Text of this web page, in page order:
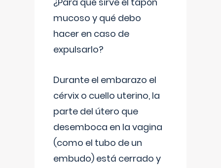
mucoso y qué debo
hacer en caso de
expulsarlo?
Durante el embarazo el
cérvix o cuello uterino, la
parte del útero que
desemboca en la vagina
(como el tubo de un
embudo) está cerrado y